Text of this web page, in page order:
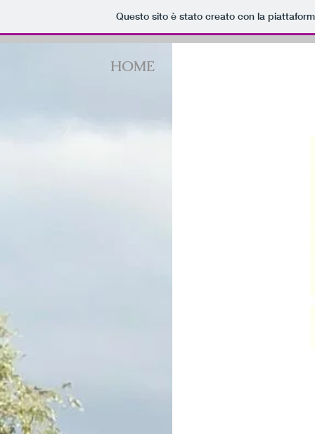
Questo sito è stato creato con la
HOME